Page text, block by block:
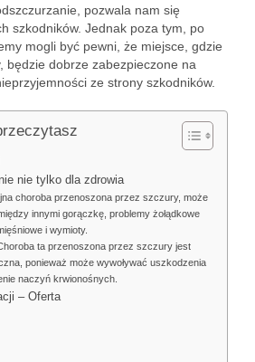
pozwala nam się
szkodników. Jednak poza tym, po
mogli być pewni, że miejsce, gdzie
będzie dobrze zabezpieczone na
ze strony szkodników.
nie tylko dla zdrowia
choroba przenoszona przez szczury, może
innymi gorączkę, problemy żołądkowe
i wymioty.
ta przenoszona przez szczury jest
ponieważ może wywoływać uszkodzenia
naczyń krwionośnych.
– Oferta